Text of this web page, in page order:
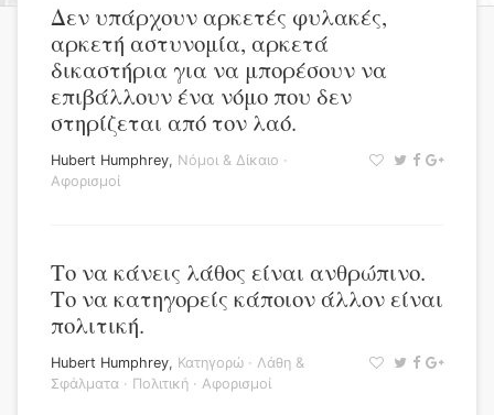
Δεν υπάρχουν αρκετές φυλακές,
αρκετή αστυνομία, αρκετά
δικαστήρια για να μπορέσουν να
επιβάλλουν ένα νόμο που δεν
στηρίζεται από τον λαό.
Hubert Humphrey, Νόμοι & Δίκαιο ·
Αφορισμοί
Το να κάνεις λάθος είναι ανθρώπινο.
Το να κατηγορείς κάποιον άλλον είναι
πολιτική.
Hubert Humphrey, Κατηγορώ · Λάθη &
Σφάλματα · Πολιτική · Αφορισμοί